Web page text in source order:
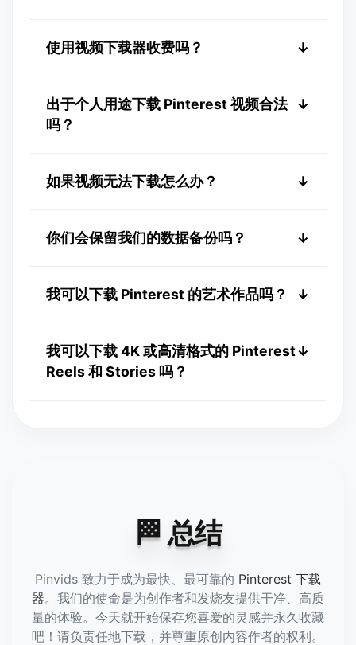
多其他工具不同，我们绝不会在您保存的视频
当然可以！Pinvids 对移动设备非常友好，在
iOS 设备上表现出色。
使用视频下载器收费吗？ ↓
不，该服务 100% 免费，无任何隐藏费用。
出于个人用途下载 Pinterest 视频合法
吗？
↓
是的，通常允许出于个人灵感或离线观看而下
载内容。但是，您不应重新分发、出售或声称
知识产权。
如果视频无法下载怎么办？ ↓
检查您的互联网连接，并确保 Pinterest 链接
来自公开帖子。
你们会保留我们的数据备份吗？ ↓
不会。我们优先考虑您的安全，不存储任何用
户链接或历史记录。
我可以下载 Pinterest 的艺术作品吗？ ↓
是的！您可以使用 Pinvids 下载 Pins、艺术作
品和画板。
我可以下载 4K 或高清格式的 Pinterest
Reels 和 Stories 吗？
↓
🏁 总结
Pinvids 致力于成为最快、最可靠的 Pinterest 下载
器。我们的使命是为创作者和发烧友提供干净、高质
量的体验。今天就开始保存您喜爱的灵感并永久收藏
吧！请负责任地下载，并尊重原创内容作者的权利。